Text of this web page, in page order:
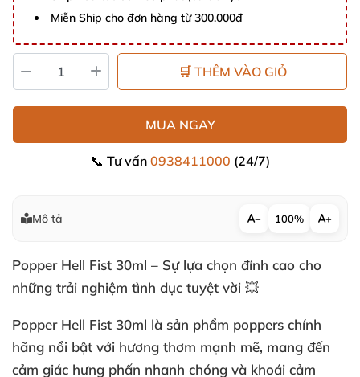
Miễn Ship cho đơn hàng từ 300.000đ
🛒 THÊM VÀO GIỎ
MUA NGAY
📞 Tư vấn 0938411000 (24/7)
Mô tả − 100% +
Popper Hell Fist 30ml – Sự lựa chọn đỉnh cao cho
những trải nghiệm tình dục tuyệt vời 💥
Popper Hell Fist 30ml là sản phẩm poppers chính
hãng nổi bật với hương thơm mạnh mẽ, mang đến
cảm giác hưng phấn nhanh chóng và khoái cảm